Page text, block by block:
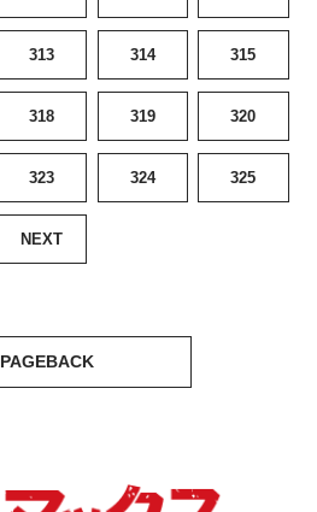
313 314 315
318 319 320
323 324 325
NEXT
PAGEBACK